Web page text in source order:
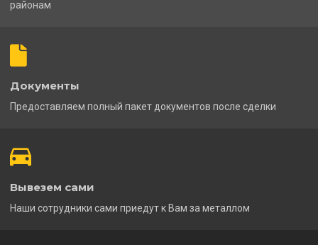
районам
Документы
Предоставляем полный пакет документов после сделки
Вывезем сами
Наши сотрудники сами приедут к Вам за металлом